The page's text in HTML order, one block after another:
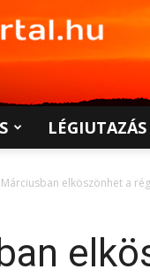
LÉGIUTAZÁS
Márciusban elköszönhet a